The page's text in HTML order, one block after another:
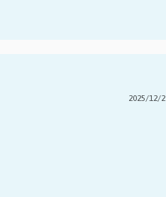
2025/12/